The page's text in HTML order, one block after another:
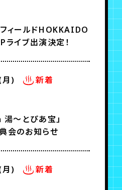
ィールドHOKKAIDO
ライブ出演決定！
) 新着
湯～とぴあ宝」
会のお知らせ
) 新着